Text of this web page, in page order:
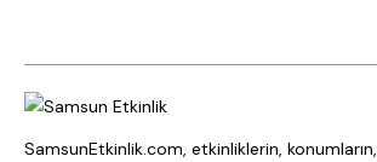
SamsunEtkinlik.com, etkinliklerin, konumların,